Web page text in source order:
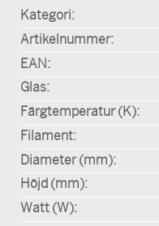
Kategori:
Artikelnummer:
EAN:
Glas:
Färgtemperatur (K):
Filament:
Diameter (mm):
Höjd (mm):
Watt (W):